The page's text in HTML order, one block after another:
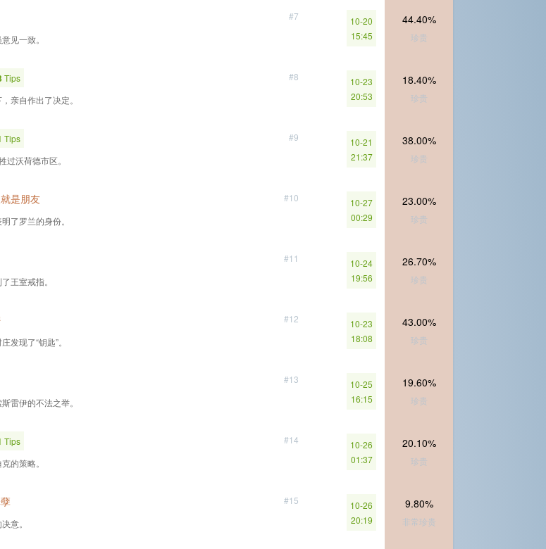
#7
见一致。
10-20
15:45
44.40%
珍贵
#8
Tips
亲自作出了决定。
10-23
20:53
18.40%
珍贵
#9
Tips
过沃荷德市区。
10-21
21:37
38.00%
珍贵
#10
是朋友
了罗兰的身份。
10-27
00:29
23.00%
珍贵
#11
王室戒指。
10-24
19:56
26.70%
珍贵
#12
发现了“钥匙”。
10-23
18:08
43.00%
珍贵
#13
雷伊的不法之举。
10-25
16:15
19.60%
珍贵
#14
Tips
的策略。
10-26
01:37
20.10%
珍贵
#15
意。
10-26
20:19
9.80%
非常珍贵